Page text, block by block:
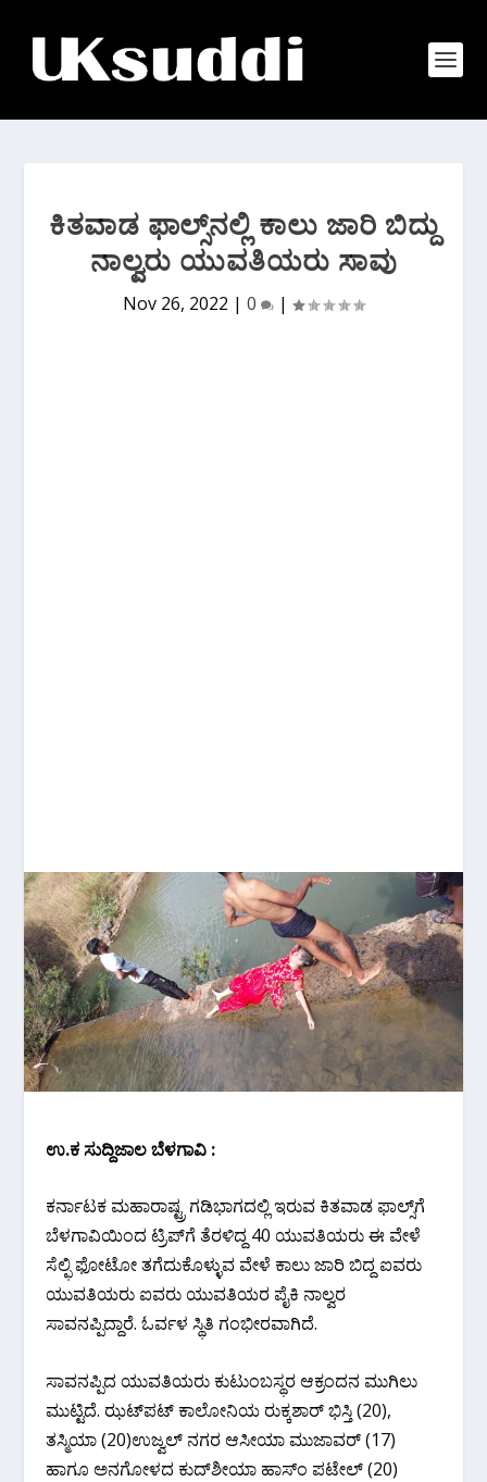
ಕಿತವಾಡ ಫಾಲ್ಸ್‌ನಲ್ಲಿ ಕಾಲು ಜಾರಿ ಬಿದ್ದು
ನಾಲ್ವರು ಯುವತಿಯರು ಸಾವು
Nov 26, 2022 | 0 |
ಉ.ಕ ಸುದ್ದಿಜಾಲ ಬೆಳಗಾವಿ :
ಕರ್ನಾಟಕ ಮಹಾರಾಷ್ಟ್ರ ಗಡಿಭಾಗದಲ್ಲಿ ಇರುವ ಕಿತವಾಡ ಫಾಲ್ಸ್‌ಗೆ
ಬೆಳಗಾವಿಯಿಂದ ಟ್ರಿಪ್‌ಗೆ ತೆರಳಿದ್ದ 40 ಯುವತಿಯರು ಈ ವೇಳೆ
ಸೆಲ್ಫಿ ಫೋಟೋ ತಗೆದುಕೊಳ್ಳುವ ವೇಳೆ ಕಾಲು ಜಾರಿ ಬಿದ್ದ ಐವರು
ಯುವತಿಯರು ಐವರು ಯುವತಿಯರ ಪೈಕಿ ನಾಲ್ವರ
ಸಾವನಪ್ಪಿದ್ದಾರೆ. ಓರ್ವಳ ಸ್ಥಿತಿ ಗಂಭೀರವಾಗಿದೆ.
ಸಾವನಪ್ಪಿದ ಯುವತಿಯರು ಕುಟುಂಬಸ್ಥರ ಆಕ್ರಂದನ ಮುಗಿಲು
ಮುಟ್ಟಿದೆ. ಝಟ್‌ಪಟ್ ಕಾಲೋನಿಯ ರುಕ್ಕಶಾರ್ ಭಿಸ್ತಿ (20),
ತಸ್ಮಿಯಾ (20)ಉಜ್ವಲ್ ನಗರ ಆಸೀಯಾ ಮುಜಾವರ್ (17)
ಹಾಗೂ ಅನಗೋಳದ ಕುದ್‌ಶೀಯಾ ಹಾಸ್‌ಂ ಪಟೇಲ್ (20)